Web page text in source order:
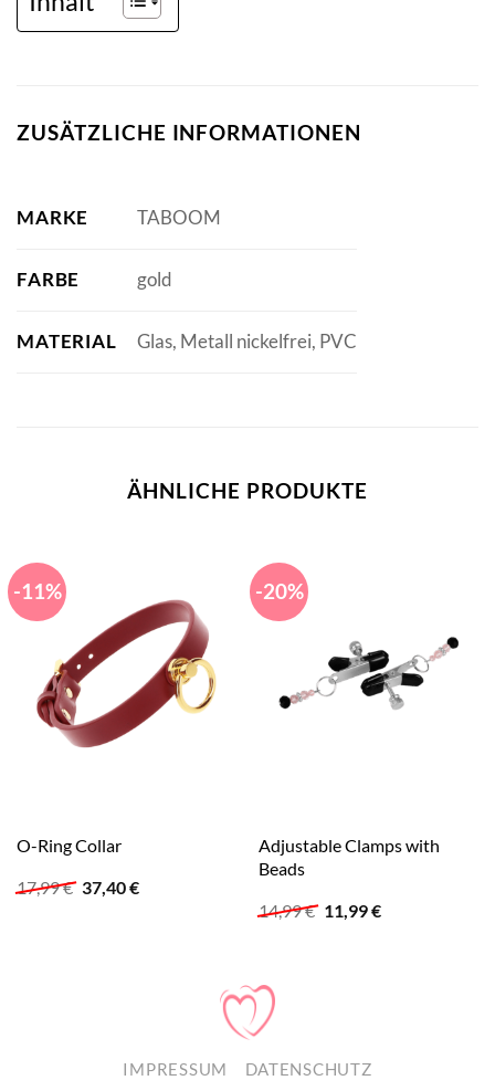
ZUSÄTZLICHE INFORMATIONEN
MARKE TABOOM
FARBE gold
MATERIAL Glas, Metall nickelfrei, PVC
ÄHNLICHE PRODUKTE
-11%
O-Ring Collar
17,99€ Ursprünglicher
Preis
37,40€Aktueller
-20%
Adjustable Clamps with
Beads
14,99€ Ursprünglicher
Preis
11,99€Aktueller
IMPRESSUM DATENSCHUTZ